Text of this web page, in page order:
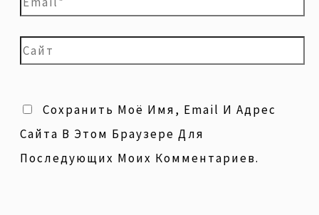
Сохранить Моё Имя, Email И Адрес
Сайта В Этом Браузере Для
Последующих Моих Комментариев.